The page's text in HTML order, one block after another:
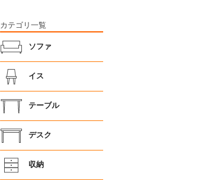
カテゴリ一覧
ソファ
イス
テーブル
デスク
収納